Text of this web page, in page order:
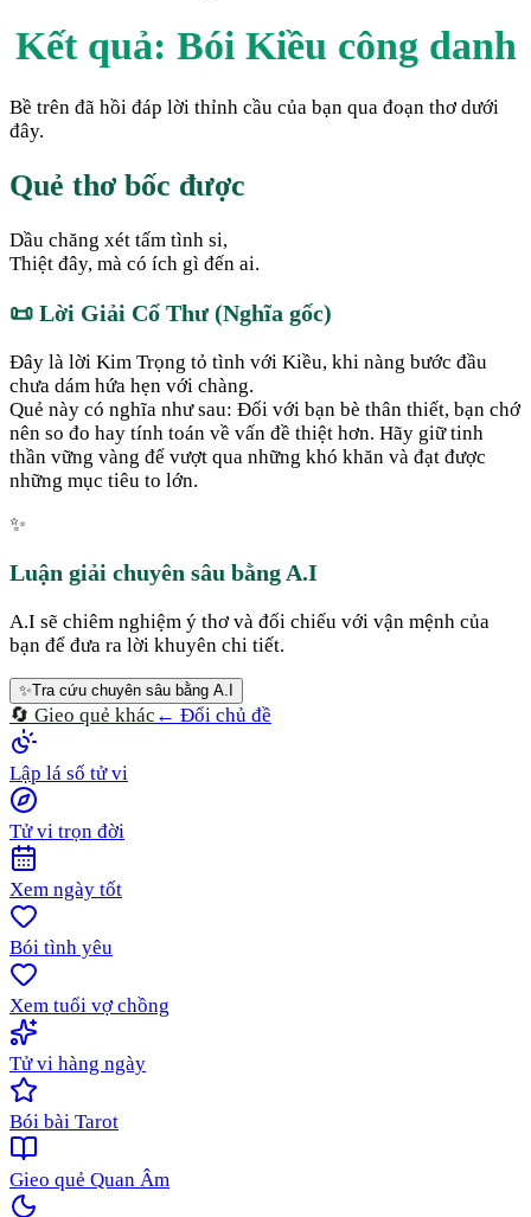
Kết quả: Bói Kiều công danh
Bề trên đã hồi đáp lời thỉnh cầu của bạn qua đoạn thơ dưới
đây.
Quẻ thơ bốc được
Dầu chăng xét tấm tình si,
Thiệt đây, mà có ích gì đến ai.
📜 Lời Giải Cổ Thư (Nghĩa gốc)
Đây là lời Kim Trọng tỏ tình với Kiều, khi nàng bước đầu
chưa dám hứa hẹn với chàng.
Quẻ này có nghĩa như sau: Đối với bạn bè thân thiết, bạn chớ
nên so đo hay tính toán về vấn đề thiệt hơn. Hãy giữ tinh
thần vững vàng để vượt qua những khó khăn và đạt được
những mục tiêu to lớn.
✨
Luận giải chuyên sâu bằng A.I
A.I sẽ chiêm nghiệm ý thơ và đối chiếu với vận mệnh của
bạn để đưa ra lời khuyên chi tiết.
✨Tra cứu chuyên sâu bằng A.I
🔄 Gieo quẻ khác ← Đổi chủ đề
Lập lá số tử vi
Tử vi trọn đời
Xem ngày tốt
Bói tình yêu
Xem tuổi vợ chồng
Tử vi hàng ngày
Bói bài Tarot
Gieo quẻ Quan Âm